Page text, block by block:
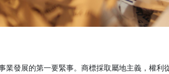
業發展的第一要緊事。商標採取屬地主義，權利